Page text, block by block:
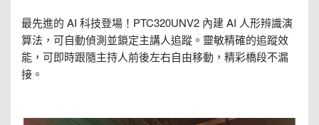
最先進的 AI 科技登場！PTC320UNV2 內建 AI 人形辨識演
算法，可自動偵測並鎖定主講人追蹤。靈敏精確的追蹤效
能，可即時跟隨主持人前後左右自由移動，精彩橋段不漏
接。